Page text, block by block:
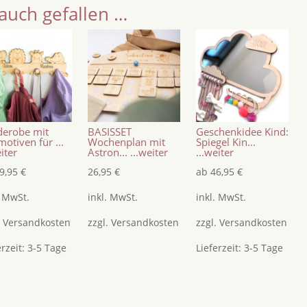
gefallen …
mit
für ...
€
Versandkosten
3-5 Tage
BASISSET
Wochenplan mit
Astron......weiter
26,95 €
inkl. MwSt.
zzgl. Versandkosten
Geschenkidee Kind:
Spiegel Kin...
...weiter
ab46,95€
inkl. MwSt.
zzgl.Versandkosten
Lieferzeit:3-5 Tage